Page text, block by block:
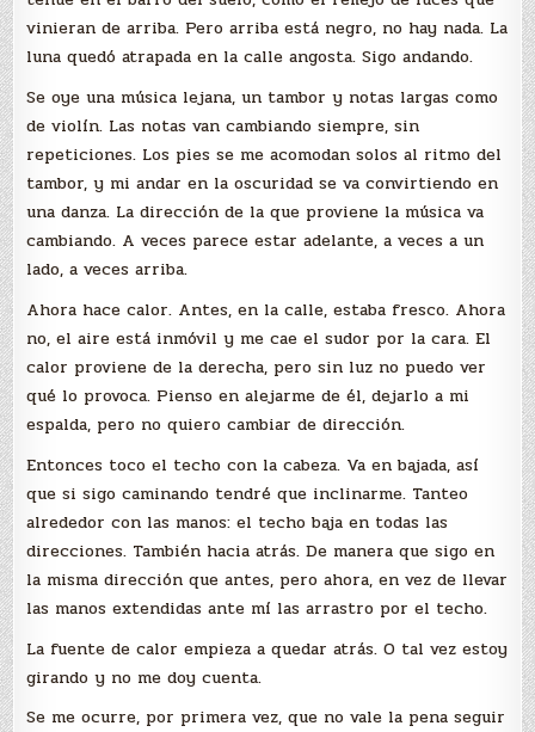
vinieran de arriba. Pero arriba está negro, no hay nada. La
luna quedó atrapada en la calle angosta. Sigo andando.
Se oye una música lejana, un tambor y notas largas como
de violín. Las notas van cambiando siempre, sin
repeticiones. Los pies se me acomodan solos al ritmo del
tambor, y mi andar en la oscuridad se va convirtiendo en
una danza. La dirección de la que proviene la música va
cambiando. A veces parece estar adelante, a veces a un
lado, a veces arriba.
Ahora hace calor. Antes, en la calle, estaba fresco. Ahora
no, el aire está inmóvil y me cae el sudor por la cara. El
calor proviene de la derecha, pero sin luz no puedo ver
qué lo provoca. Pienso en alejarme de él, dejarlo a mi
espalda, pero no quiero cambiar de dirección.
Entonces toco el techo con la cabeza. Va en bajada, así
que si sigo caminando tendré que inclinarme. Tanteo
alrededor con las manos: el techo baja en todas las
direcciones. También hacia atrás. De manera que sigo en
la misma dirección que antes, pero ahora, en vez de llevar
las manos extendidas ante mí las arrastro por el techo.
La fuente de calor empieza a quedar atrás. O tal vez estoy
girando y no me doy cuenta.
Se me ocurre, por primera vez, que no vale la pena seguir